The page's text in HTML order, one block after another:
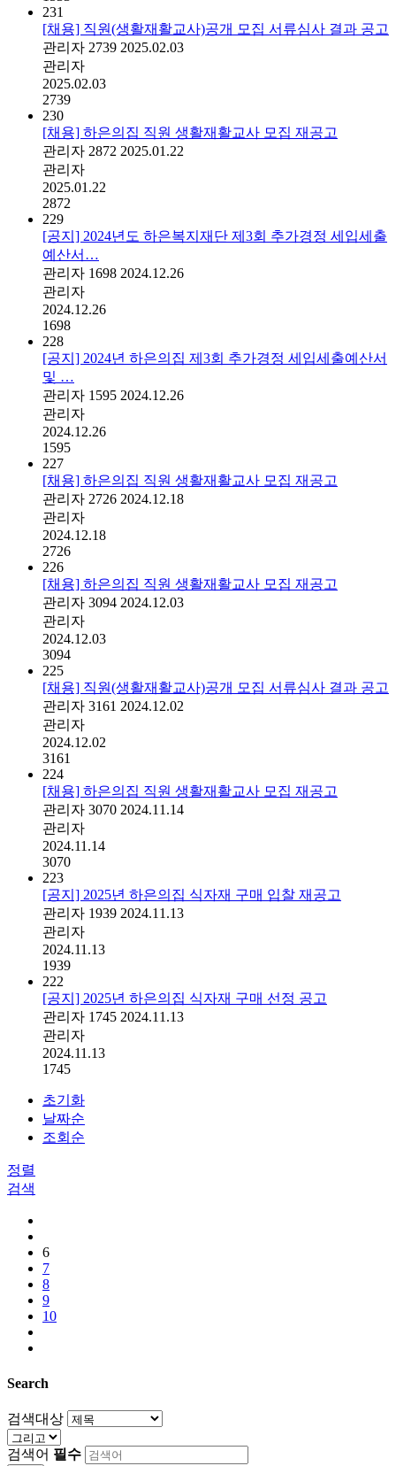
231
[채용] 직원(생활재활교사)공개 모집 서류심사 결과 공고
관리자 2739 2025.02.03
관리자
2025.02.03
2739
230
[채용] 하은의집 직원 생활재활교사 모집 재공고
관리자 2872 2025.01.22
관리자
2025.01.22
2872
229
[공지] 2024년도 하은복지재단 제3회 추가경정 세입세출
예산서…
관리자 1698 2024.12.26
관리자
2024.12.26
1698
228
[공지] 2024년 하은의집 제3회 추가경정 세입세출예산서
및 …
관리자 1595 2024.12.26
관리자
2024.12.26
1595
227
[채용] 하은의집 직원 생활재활교사 모집 재공고
관리자 2726 2024.12.18
관리자
2024.12.18
2726
226
[채용] 하은의집 직원 생활재활교사 모집 재공고
관리자 3094 2024.12.03
관리자
2024.12.03
3094
225
[채용] 직원(생활재활교사)공개 모집 서류심사 결과 공고
관리자 3161 2024.12.02
관리자
2024.12.02
3161
224
[채용] 하은의집 직원 생활재활교사 모집 재공고
관리자 3070 2024.11.14
관리자
2024.11.14
3070
223
[공지] 2025년 하은의집 식자재 구매 입찰 재공고
관리자 1939 2024.11.13
관리자
2024.11.13
1939
222
[공지] 2025년 하은의집 식자재 구매 선정 공고
관리자 1745 2024.11.13
관리자
2024.11.13
1745
초기화
날짜순
조회순
정렬
검색
6
7
8
9
10
Search
검색대상
검색어 필수